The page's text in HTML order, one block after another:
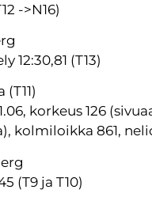
->N16)
12:30,81 (T13)
korkeus 126
kolmiloikka 861,
(T9 ja T10)